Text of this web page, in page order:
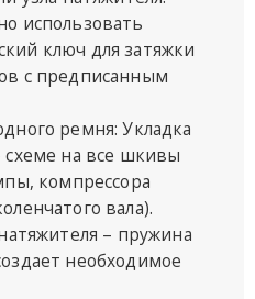
использовать
ключ для затяжки
с предписанным
ремня: Укладка
схеме на все шкивы
компрессора
вала).
– пружина
необходимое